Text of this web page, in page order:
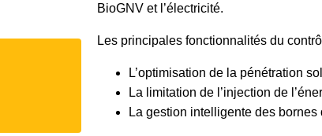
BioGNV et l’électricité.
Les principales fonctionnalités du
L’optimisation de la pénétration
La limitation de l’injection de
La gestion intelligente des